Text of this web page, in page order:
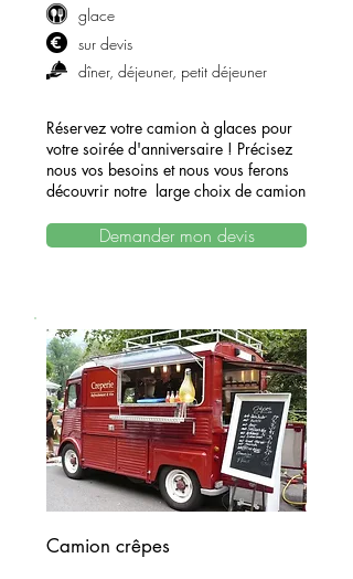
glace
sur devis
dîner, déjeuner, petit déjeuner
Réservez votre camion à glaces pour
votre soirée d'anniversaire ! Précisez
nous vos besoins et nous vous ferons
découvrir notre large choix de camion
Demander mon devis
Camion crêpes